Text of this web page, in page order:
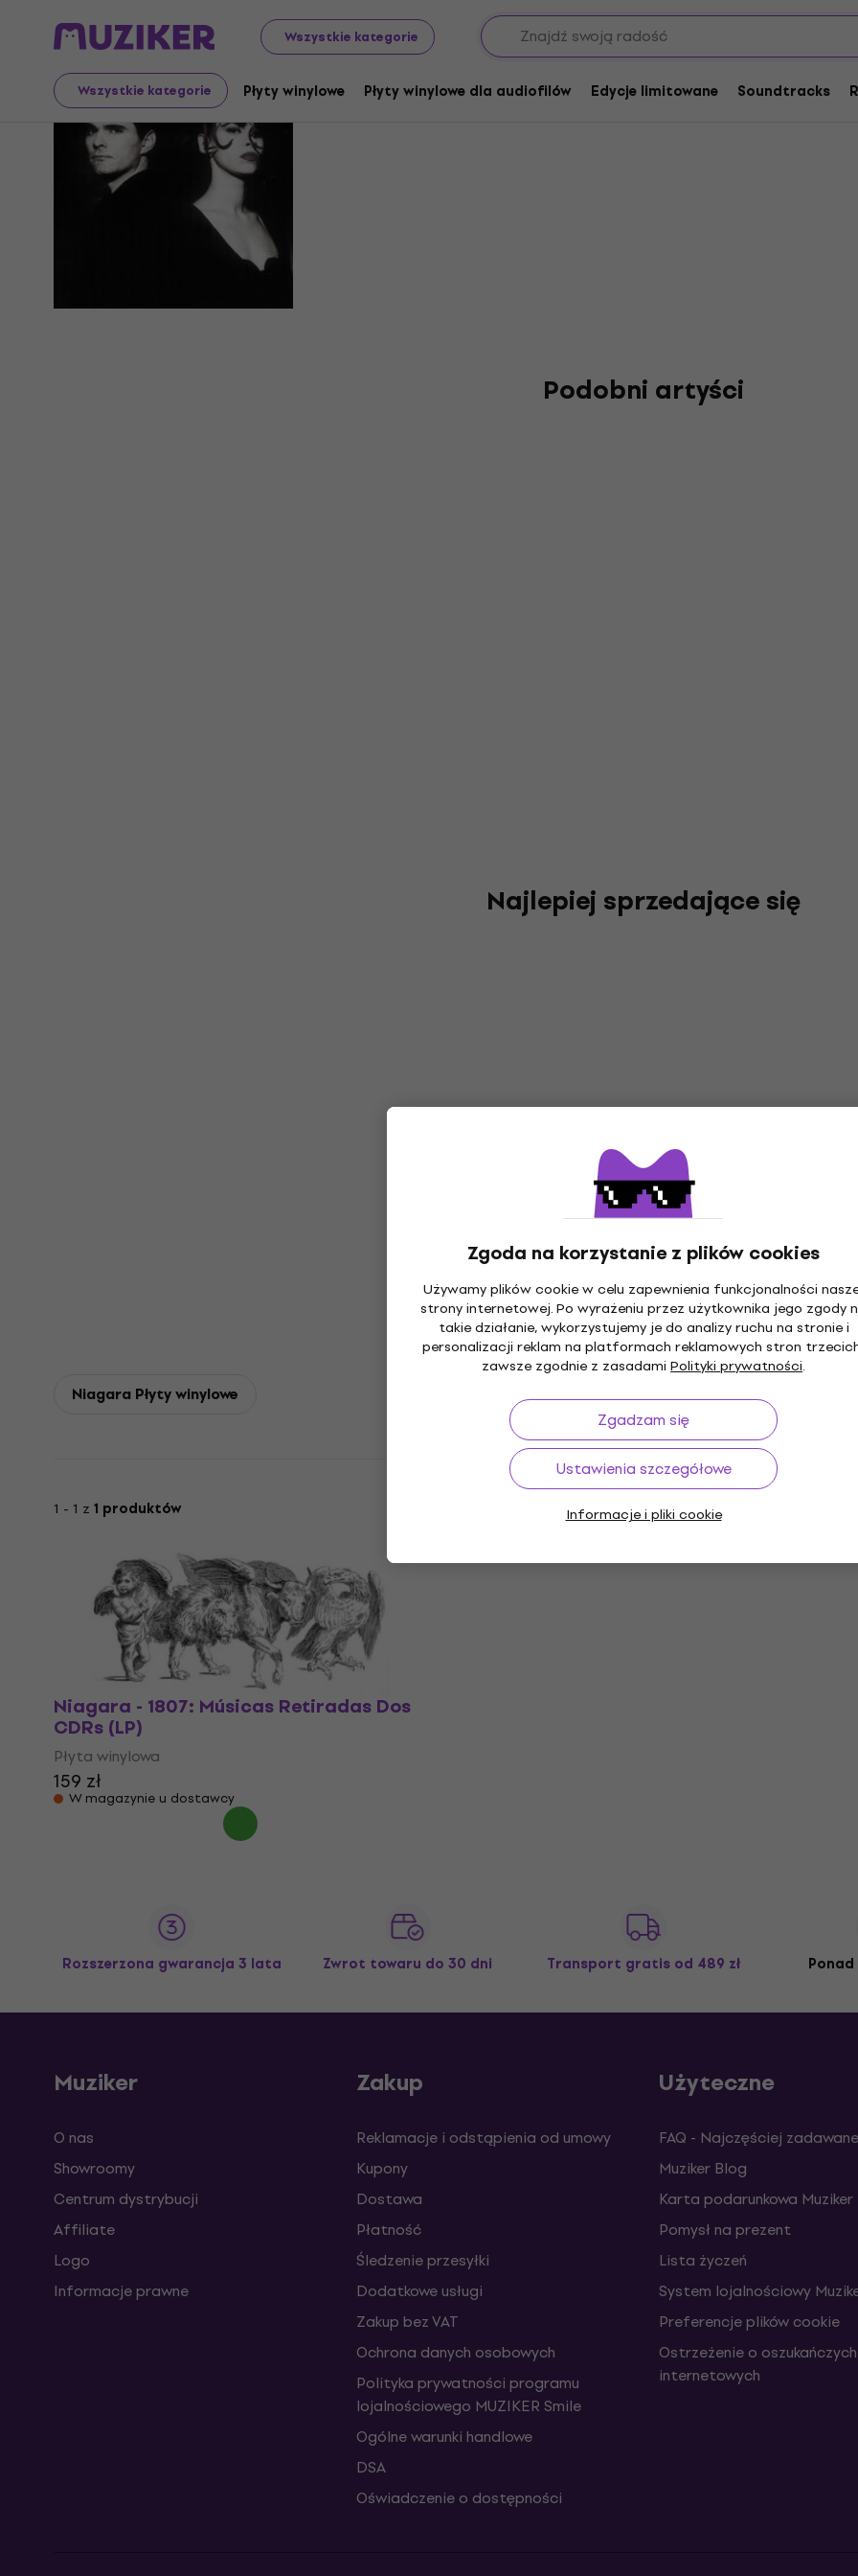
Wszystkie kategorie
Wszystkie kategorie Płyty winylowe Płyty winylowe dla audiofilów Edycje limitowane Soundtracks
Zgoda na korzystanie z plików cookies
Używamy plików cookie w celu zapewnienia funkcjonalności
strony internetowej. Po wyrażeniu przez użytkownika jego zgody
takie działanie, wykorzystujemy je do analizy ruchu na stronie i
personalizacji reklam na platformach reklamowych stron
zawsze zgodnie z zasadami Polityki prywatności.
Zgadzam się
Ustawienia szczegółowe
Informacje i pliki cookie
Niagara
Podobni artyści
Najlepiej sprzedające się
Niagara Płyty winylowe
1 - 1 z 1 produktów
Niagara - 1807: Músicas Retiradas Dos
CDRs (LP)
Płyta winylowa
159 zł
W magazynie u dostawcy
Rozszerzona gwarancja 3 lata Zwrot towaru do 30 dni Transport gratis od 489 zł
Muziker
O nas
Showroomy
Centrum dystrybucji
Affiliate
Logo
Informacje prawne
Zakup
Reklamacje i odstąpienia od umowy
Kupony
Dostawa
Płatność
Śledzenie przesyłki
Dodatkowe usługi
Zakup bez VAT
Ochrona danych osobowych
Polityka prywatności programu
lojalnościowego MUZIKER Smile
Ogólne warunki handlowe
DSA
Oświadczenie o dostępności
Użyteczne
FAQ - Najczęściej
Muziker Blog
Karta podarunkowa Muziker
Pomysł na prezent
Lista życzeń
System lojalnościowy
Preferencje plików cookie
Ostrzeżenie o
internetowych